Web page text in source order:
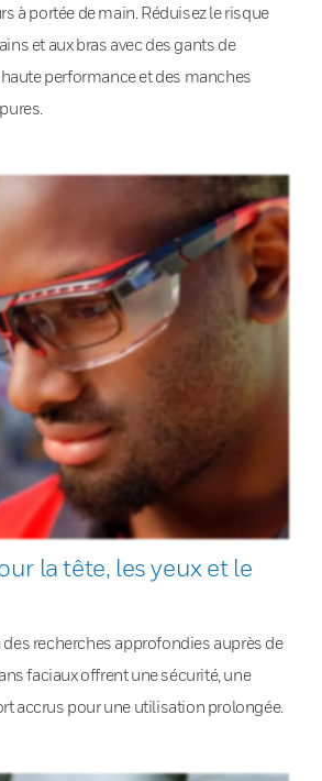
à portée de main. Réduisez le risque
et aux bras avec des gants de
performance et des manches
la tête, les yeux et le
des recherches approfondies auprès de
faciaux offrent une sécurité, une
accrus pour une utilisation prolongée.